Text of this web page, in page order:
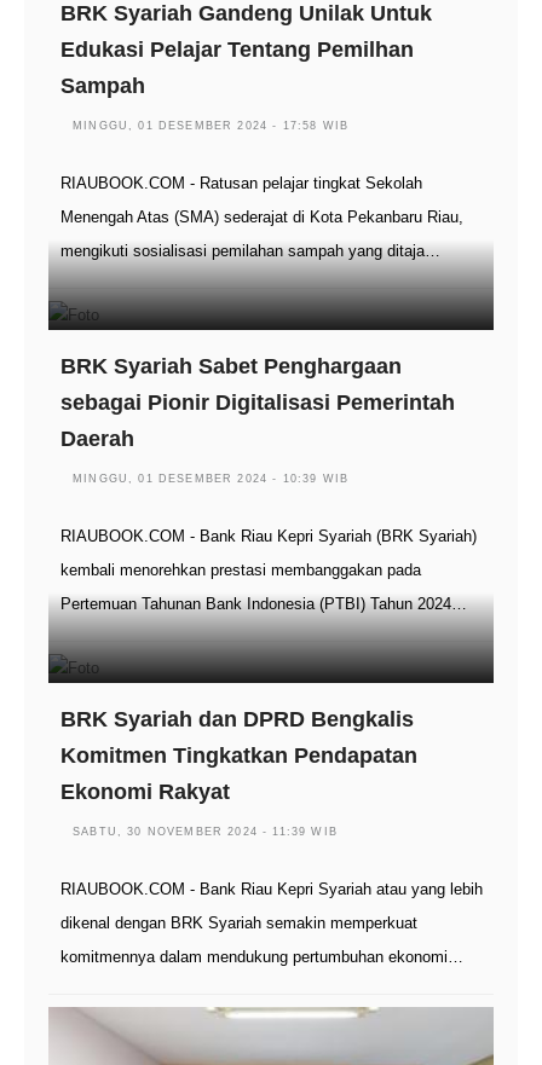
BRK Syariah Gandeng Unilak Untuk
Edukasi Pelajar Tentang Pemilhan
Sampah
MINGGU, 01 DESEMBER 2024 - 17:58 WIB
RIAUBOOK.COM - Ratusan pelajar tingkat Sekolah
Menengah Atas (SMA) sederajat di Kota Pekanbaru Riau,
mengikuti sosialisasi pemilahan sampah yang ditaja…
BRK Syariah Sabet Penghargaan
sebagai Pionir Digitalisasi Pemerintah
Daerah
MINGGU, 01 DESEMBER 2024 - 10:39 WIB
RIAUBOOK.COM - Bank Riau Kepri Syariah (BRK Syariah)
kembali menorehkan prestasi membanggakan pada
Pertemuan Tahunan Bank Indonesia (PTBI) Tahun 2024…
BRK Syariah dan DPRD Bengkalis
Komitmen Tingkatkan Pendapatan
Ekonomi Rakyat
SABTU, 30 NOVEMBER 2024 - 11:39 WIB
RIAUBOOK.COM - Bank Riau Kepri Syariah atau yang lebih
dikenal dengan BRK Syariah semakin memperkuat
komitmennya dalam mendukung pertumbuhan ekonomi…